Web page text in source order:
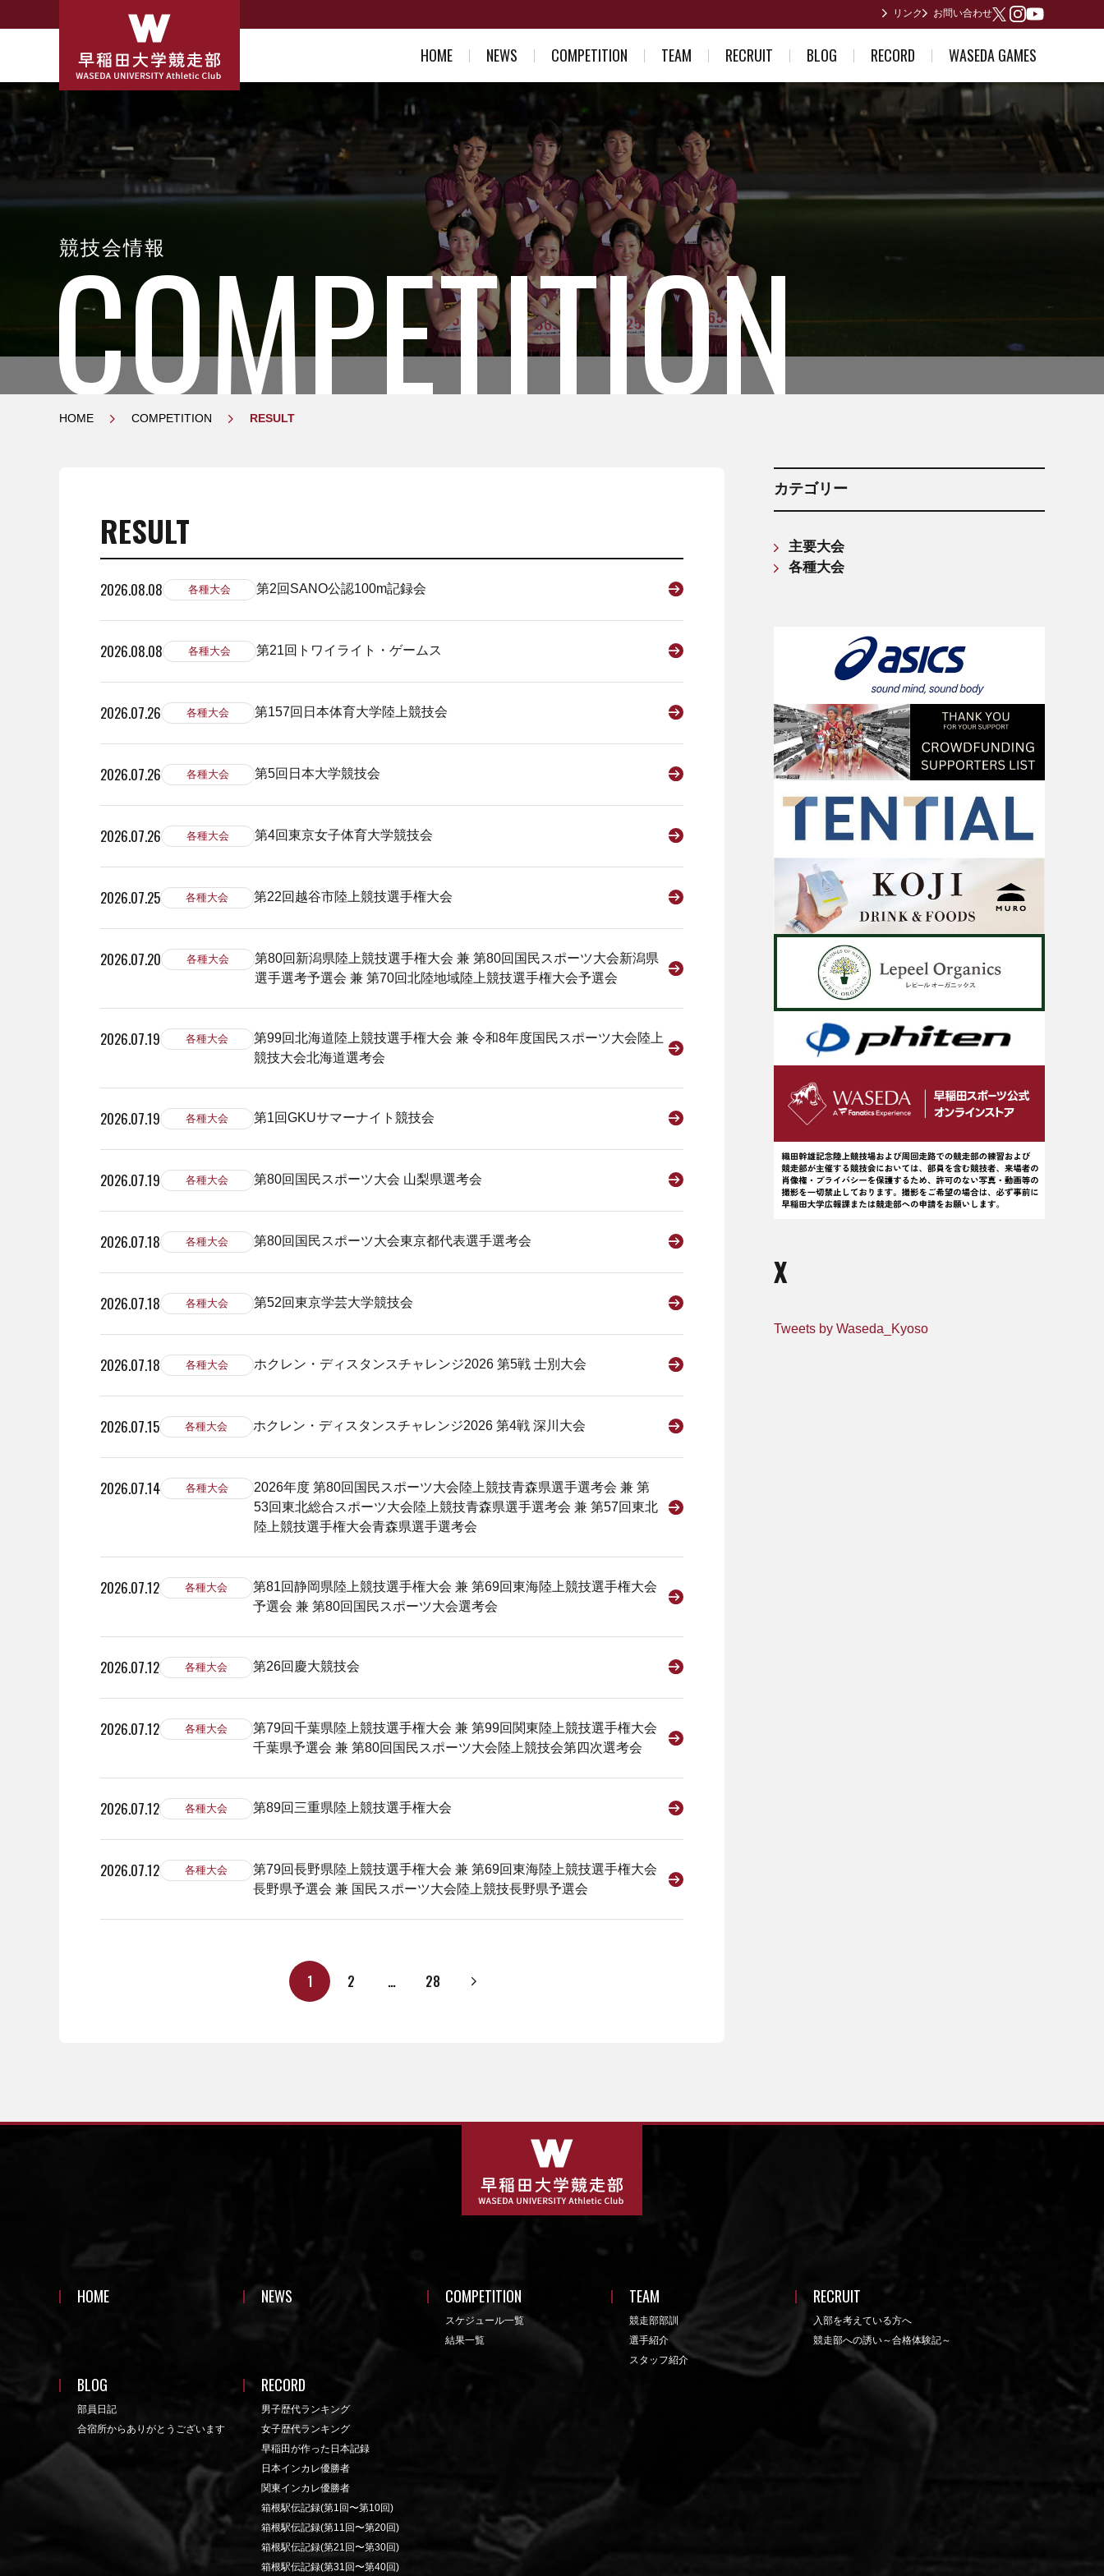
リンク
お問い合わせ
X
Instagram
Youtube
HOME NEWS COMPETITION
スケジュール一覧
結果一覧
TEAM
競走部部訓
選手紹介
スタッフ紹介
RECRUIT
入部を考えている方へ
競走部への誘い～合格体験記～
BLOG
部員日記
合宿所からありがとうございます
RECORD
男子歴代ランキング
女子歴代ランキング
早稲田が作った日本記録
関東インカレ優勝者
箱根駅伝記録(第41回〜第50回)
箱根駅伝記録(第71回〜第80回)
箱根駅伝記録(第101回〜第110回)
WASEDA GAMES
2026年度
2024年度
競技会情報
HOME COMPETITION RESULT
RESULT
2026.08.08 各種大会 第2回SANO公認100m記録会
2026.08.08 各種大会 第21回トワイライト・ゲームス
2026.07.26 各種大会 第157回日本体育大学陸上競技会
2026.07.26 各種大会 第5回日本大学競技会
2026.07.26 各種大会 第4回東京女子体育大学競技会
2026.07.25 各種大会 第22回越谷市陸上競技選手権大会
2026.07.20 各種大会
第80回新潟県陸上競技選手権大会 兼 第80回国民スポーツ大会新潟県
選手選考予選会 兼 第70回北陸地域陸上競技選手権大会予選会
2026.07.19 各種大会
第99回北海道陸上競技選手権大会 兼 令和8年度国民スポーツ大会陸上
競技大会北海道選考会
2026.07.19 各種大会 第1回GKUサマーナイト競技会
2026.07.19 各種大会 第80回国民スポーツ大会 山梨県選考会
2026.07.18 各種大会 第80回国民スポーツ大会東京都代表選手選考会
2026.07.18 各種大会 第52回東京学芸大学競技会
2026.07.18 各種大会 ホクレン・ディスタンスチャレンジ2026 第5戦 士別大会
2026.07.15 各種大会 ホクレン・ディスタンスチャレンジ2026 第4戦 深川大会
2026.07.14 各種大会
2026年度 第80回国民スポーツ大会陸上競技青森県選手選考会 兼 第
53回東北総合スポーツ大会陸上競技青森県選手選考会 兼 第57回東北
陸上競技選手権大会青森県選手選考会
2026.07.12 各種大会
第81回静岡県陸上競技選手権大会 兼 第69回東海陸上競技選手権大会
予選会 兼 第80回国民スポーツ大会選考会
2026.07.12 各種大会 第26回慶大競技会
2026.07.12 各種大会
第79回千葉県陸上競技選手権大会 兼 第99回関東陸上競技選手権大会
千葉県予選会 兼 第80回国民スポーツ大会陸上競技会第四次選考会
2026.07.12 各種大会 第89回三重県陸上競技選手権大会
2026.07.12 各種大会
第79回長野県陸上競技選手権大会 兼 第69回東海陸上競技選手権大会
長野県予選会 兼 国民スポーツ大会陸上競技長野県予選会
1 2 … 28
カテゴリー
主要大会
各種大会
X
Tweets by Waseda_Kyoso
HOME NEWS COMPETITION
スケジュール一覧
結果一覧
TEAM
競走部部訓
選手紹介
スタッフ紹介
RECRUIT
入部を考えている方へ
競走部への誘い～合格体験記～
BLOG
部員日記
合宿所からありがとうございます
RECORD
男子歴代ランキング
女子歴代ランキング
早稲田が作った日本記録
日本インカレ優勝者
関東インカレ優勝者
箱根駅伝記録(第1回〜第10回)
箱根駅伝記録(第11回〜第20回)
箱根駅伝記録(第21回〜第30回)
箱根駅伝記録(第31回〜第40回)